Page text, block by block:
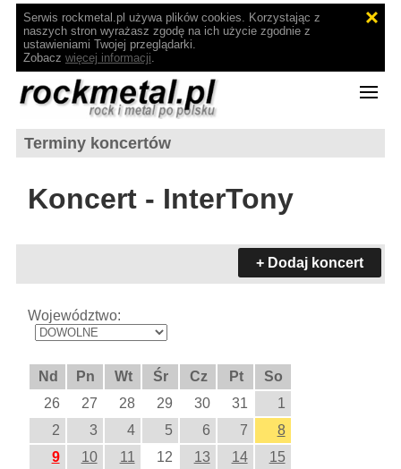
Serwis rockmetal.pl używa plików cookies. Korzystając z
naszych stron wyrażasz zgodę na ich użycie zgodnie z
ustawieniami Twojej przeglądarki.
Zobacz więcej informacji.
Terminy koncertów
Koncert - InterTony
+ Dodaj koncert
Województwo:
Nd Pn Wt Śr Cz Pt
So
26
27 28 29 30 31
1
2
3 4 5 6 7
8
9
10 11 12 13 14
15